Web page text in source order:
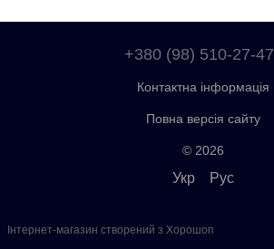
+380 (98) 510-27-47
Контактна інформація
Повна версія сайту
© 2026
Укр Рус
Інтернет-магазин створений з Хорошоп